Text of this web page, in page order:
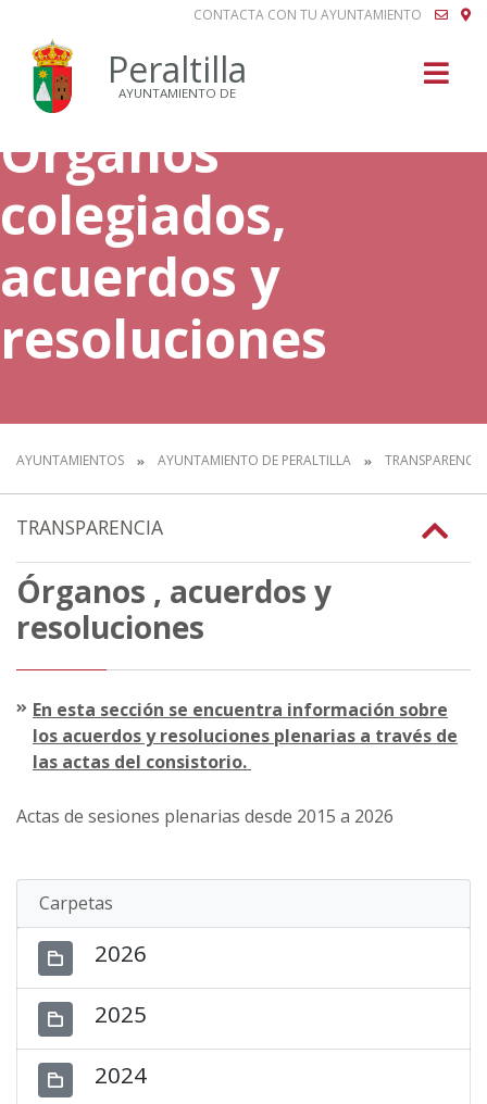
CONTACTA CON TU AYUNTAMIENTO
Peraltilla
AYUNTAMIENTO DE
Órganos
colegiados,
acuerdos y
resoluciones
AYUNTAMIENTOS AYUNTAMIENTO DE PERALTILLA TRANSPARENCIA
TRANSPARENCIA
Órganos , acuerdos y
resoluciones
En esta sección se encuentra información sobre
los acuerdos y resoluciones plenarias a través de
las actas del consistorio.
Actas de sesiones plenarias desde 2015 a 2026
Carpetas
2026
2025
2024